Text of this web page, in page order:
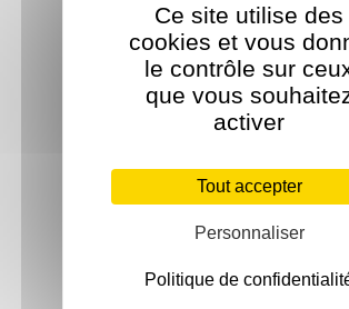
Ce site utilise des
cookies et vous
le contrôle sur
que vous
activer
Tout accepter
Personnaliser
Politique de